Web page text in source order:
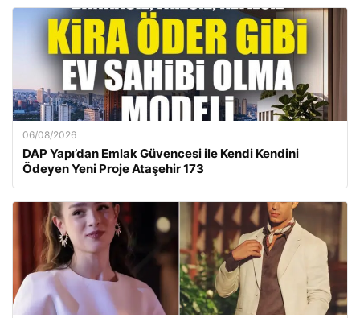
06/08/2026
DAP Yapı’dan Emlak Güvencesi ile Kendi Kendini
Ödeyen Yeni Proje Ataşehir 173